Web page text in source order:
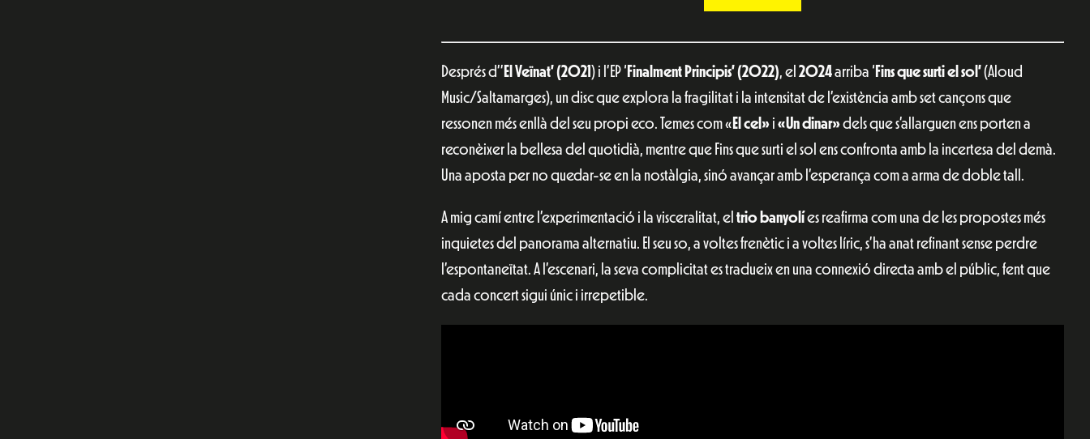
Després d’’ El Veïnat’ (2021 ) i l’EP ‘ Finalment Principis’ (2022), el 2024arriba ‘ Fins que surti el sol’(Aloud
Music/Saltamarges), un disc que explora la fragilitat i la intensitat de l’existència amb set cançons que
ressonen més enllà del seu propi eco. Temes com « El cel» i «Un dinar»dels que s’allarguen ens porten a
reconèixer la bellesa del quotidià, mentre que Fins que surti el sol ens confronta amb la incertesa del demà.
Una aposta per no quedar-se en la nostàlgia, sinó avançar amb l’esperança com a arma de doble tall.
A mig camí entre l’experimentació i la visceralitat, el trio banyolíes reafirma com una de les propostes més
inquietes del panorama alternatiu. El seu so, a voltes frenètic i a voltes líric, s’ha anat refinant sense perdre
l’espontaneïtat. A l’escenari, la seva complicitat es tradueix en una connexió directa amb el públic, fent que
cada concert sigui únic i irrepetible.